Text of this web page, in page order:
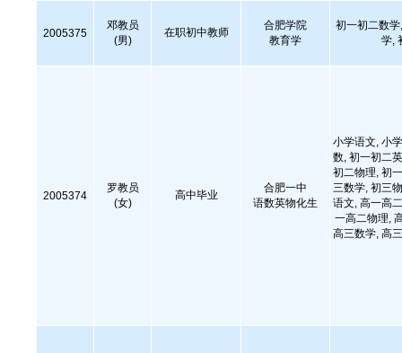
2005375
邓教员
(男)
在职初中教师
合肥学院
教育学
初一初二数
学,
2005374
罗教员
(女)
高中毕业
合肥一中
语数英物化生
小学语文, 小
数, 初一初二
初二物理, 初
三数学, 初三
语文, 高一高
一高二物理,
高三数学, 高